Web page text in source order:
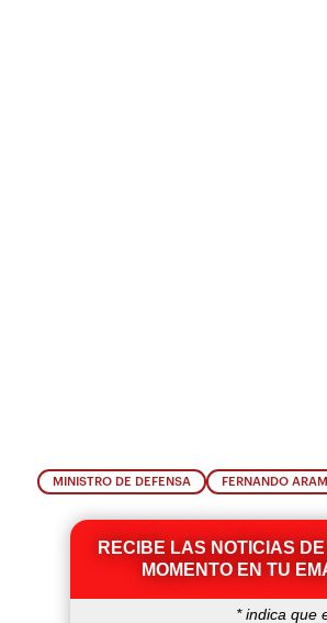
MINISTRO DE DEFENSA FERNANDO
RECIBE LAS NOTICIAS
MOMENTO EN TU
*indica que